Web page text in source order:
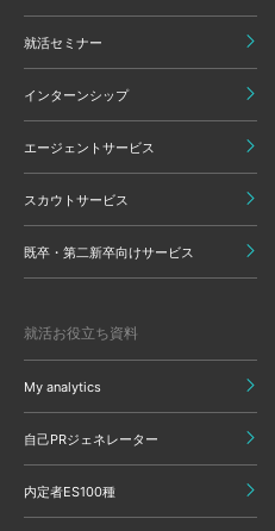
就活セミナー
インターンシップ
エージェントサービス
スカウトサービス
既卒・第二新卒向けサービス
就活お役立ち資料
My analytics
自己PRジェネレーター
内定者ES100種